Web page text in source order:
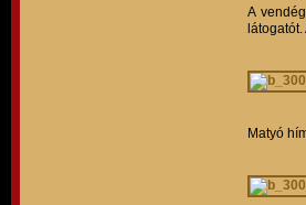
A
Matyó